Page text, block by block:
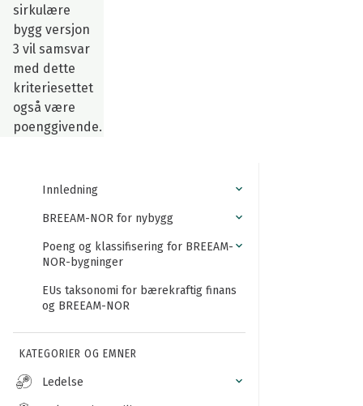
sirkulære
bygg versjon
3 vil samsvar
med dette
kriteriesettet
også være
poenggivende.
Innledning
BREEAM-NOR for nybygg
Poeng og klassifisering for BREEAM-
NOR-bygninger
EUs taksonomi for bærekraftig finans
og BREEAM-NOR
KATEGORIER OG EMNER
Ledelse